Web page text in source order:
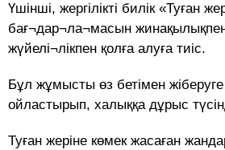
Үшінші, жергілікті билік «Туған
бағ¬дар¬ла¬масын
жүйелі¬лікпен қолға алуға тиіс.
Бұл жұмысты өз бетімен
ойластырып, халыққа дұрыс
Туған жеріне көмек жасаған